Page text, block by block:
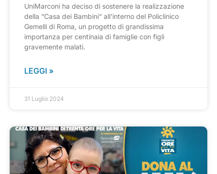
UniMarconi ha deciso di sostenere la realizzazione
della “Casa dei Bambini“ all’interno del Policlinico
Gemelli di Roma, un progetto di grandissima
importanza per centinaia di famiglie con figli
gravemente malati.
LEGGI »
31 Luglio 2024